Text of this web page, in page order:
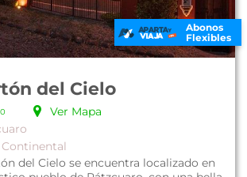
Abonos
Flexibles
del Cielo
Ver Mapa
del Cielo se encuentra localizado en